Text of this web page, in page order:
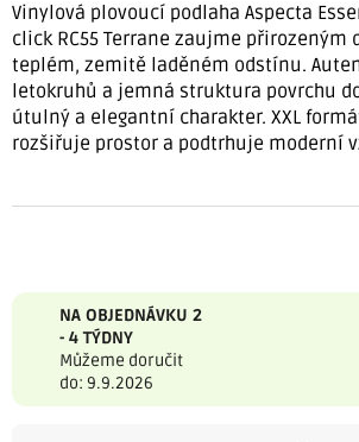
NA OBJEDNÁVKU 2
- 4 TÝDNY
Můžeme doručit
do: 9.9.2026
Vinylová plovoucí podlaha Aspecta
click RC55 Terrane zaujme přirozeným
teplém, zemitě laděném odstínu.
letokruhů a jemná struktura povrchu
útulný a elegantní charakter. XXL
rozšiřuje prostor a podtrhuje moderní